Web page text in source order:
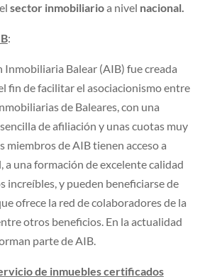
sector inmobiliarioa nivel nacional.
:
Inmobiliaria Balear (AIB) fue creada
fin de facilitar el asociacionismo entre
de Baleares, con una
de afiliación y unas cuotas muy
miembros de AIB tienen acceso a
a una formación de excelente calidad
increíbles, y pueden beneficiarse de
ofrece la red de colaboradores de la
otros beneficios. En la actualidad
parte de AIB.
de inmuebles certificados